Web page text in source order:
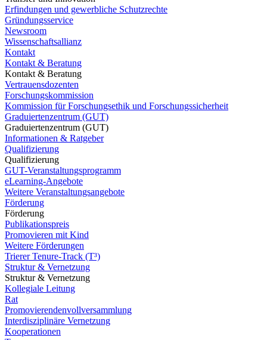
Erfindungen und gewerbliche Schutzrechte
Gründungsservice
Newsroom
Wissenschaftsallianz
Kontakt
Kontakt & Beratung
Kontakt & Beratung
Vertrauensdozenten
Forschungskommission
Kommission für Forschungsethik und Forschungssicherheit
Graduiertenzentrum (GUT)
Graduiertenzentrum (GUT)
Informationen & Ratgeber
Qualifizierung
Qualifizierung
GUT-Veranstaltungsprogramm
eLearning-Angebote
Weitere Veranstaltungsangebote
Förderung
Förderung
Publikationspreis
Promovieren mit Kind
Weitere Förderungen
Trierer Tenure-Track (T³)
Struktur & Vernetzung
Struktur & Vernetzung
Kollegiale Leitung
Rat
Promovierendenvollversammlung
Interdisziplinäre Vernetzung
Kooperationen